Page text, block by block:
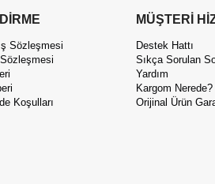
Sözleşmesi
Koşulları
MÜŞTERİ
Destek Hattı
Sıkça Sorulan
Yardım
Kargom Nerede?
Orijinal Ürün